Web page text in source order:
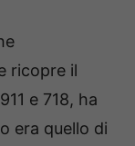
ricopre il
e 718, ha
era quello di